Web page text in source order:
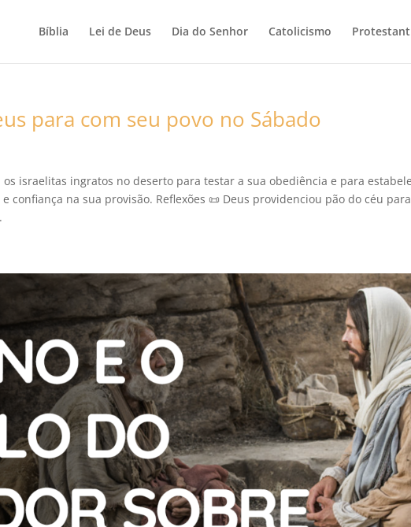
Bíblia Lei de Deus Dia do Senhor Catolicismo
para com seu povo no Sábado
israelitas ingratos no deserto para testar a sua obediência e para
confiança na sua provisão. Reflexões 📜 Deus providenciou pão do céu